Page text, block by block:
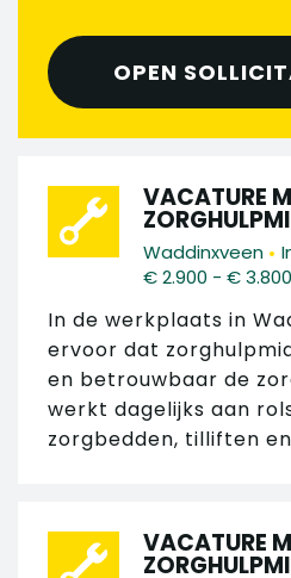
OPEN
VACATURE
Waddinxveen •
€ 2.900 - € 3.800
In de werkplaats in
ervoor dat
en betrouwbaar de
werkt dagelijks aan
zorgbedden, tilliften
VACATURE